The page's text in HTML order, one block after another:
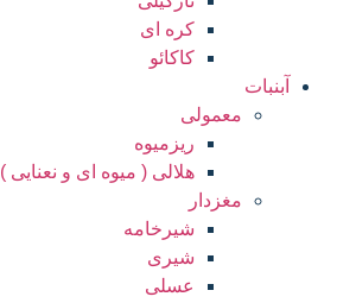
کره ای
کاکائو
آبنبات
معمولی
ریزمیوه
هلالی ( میوه ای و نعنایی )
مغزدار
شیرخامه
شیری
عسلی